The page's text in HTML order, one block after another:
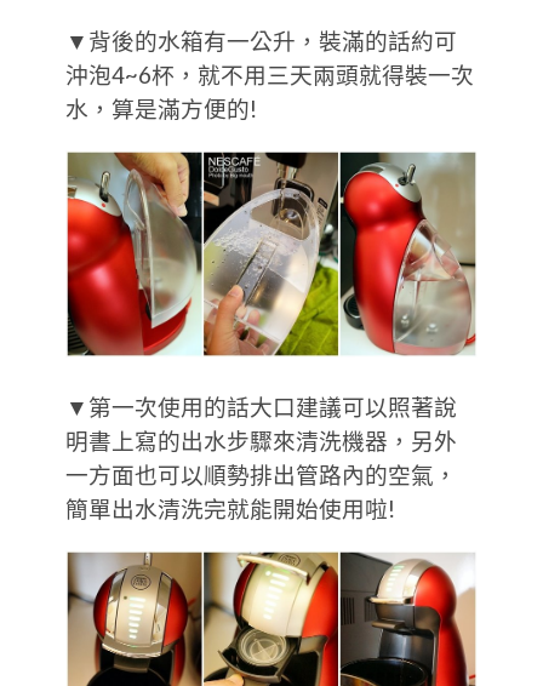
▼背後的水箱有一公升，裝滿的話約可
沖泡4~6杯，就不用三天兩頭就得裝一次
水，算是滿方便的!
▼第一次使用的話大口建議可以照著說
明書上寫的出水步驟來清洗機器，另外
一方面也可以順勢排出管路內的空氣，
簡單出水清洗完就能開始使用啦!